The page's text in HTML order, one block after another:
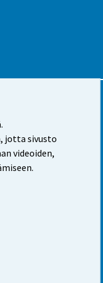
jotta sivusto
videoiden,